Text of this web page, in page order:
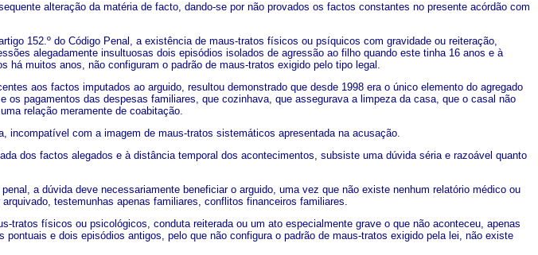
alteração da matéria de facto, dando-se por não provados os factos constantes no presente acórdão com
152.º do Código Penal, a existência de maus-tratos físicos ou psíquicos com gravidade ou reiteração,
alegadamente insultuosas dois episódios isolados de agressão ao filho quando este tinha 16 anos e à
há muitos anos, não configuram o padrão de maus-tratos exigido pelo tipo legal.
aos factos imputados ao arguido, resultou demonstrado que desde 1998 era o único elemento do agregado
os pagamentos das despesas familiares, que cozinhava, que assegurava a limpeza da casa, que o casal não
relação meramente de coabitação.
incompatível com a imagem de maus-tratos sistemáticos apresentada na acusação.
dos factos alegados e à distância temporal dos acontecimentos, subsiste uma dúvida séria e razoável quanto
a dúvida deve necessariamente beneficiar o arguido, uma vez que não existe nenhum relatório médico ou
testemunhas apenas familiares, conflitos financeiros familiares.
tratos físicos ou psicológicos, conduta reiterada ou um ato especialmente grave o que não aconteceu, apenas
e dois episódios antigos, pelo que não configura o padrão de maus-tratos exigido pela lei, não existe